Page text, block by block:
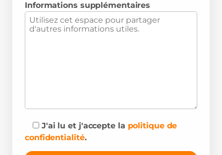
Informations supplémentaires
J'ai lu et j'accepte la politique de
confidentialité.